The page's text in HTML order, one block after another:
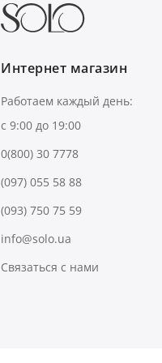
Интернет магазин
Работаем каждый день:
с 9:00 до 19:00
0(800) 30 7778
(097) 055 58 88
(093) 750 75 59
info@solo.ua
Связаться с нами